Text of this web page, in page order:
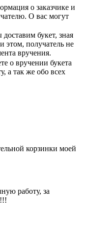
о заказчике и
О вас могут
букет, зная
этом, получатель не
вручения.
о вручении букета
а так же обо всех
корзинки моей
работу, за